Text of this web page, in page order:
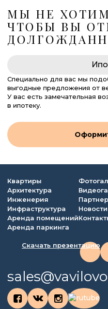
МЫ НЕ
ЧТОБЫ ВЫ
Специально для вас мы
выгодные предложения от
У вас есть замечательная
в ипотеку.
Квартиры
Архитектура
Инженерия
Инфраструктура
Аренда помещений
Аренда паркинга
Новости
Скачать презентацию